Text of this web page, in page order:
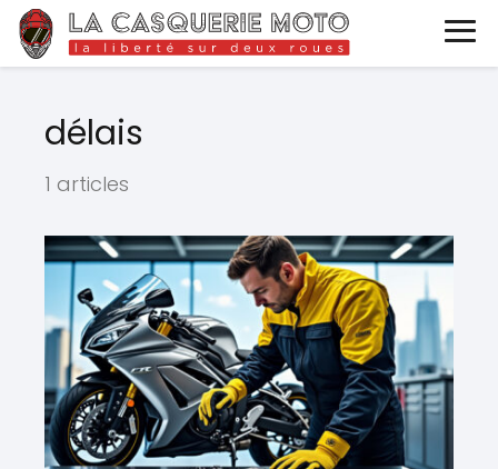
délais
1 articles